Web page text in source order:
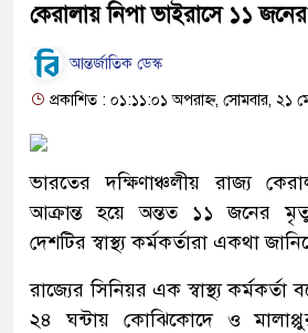
কেরালায় নিপা ভাইরাসে ১১
আন্তর্জাতিক ডেস্ক
প্রকাশিত : ০১:১১:০১ অপরাহ্ন, সোমবার, ২১
ভারতের দক্ষিণাঞ্চলীয় রাজ্য
আক্রান্ত হয়ে অন্তত ১১ জনের
দেশটির স্বাস্থ্য কর্মকর্তারা একথা
রাজ্যের সিনিয়র এক স্বাস্থ্য
২৪ ঘন্টায় কোঝিকোদে ও